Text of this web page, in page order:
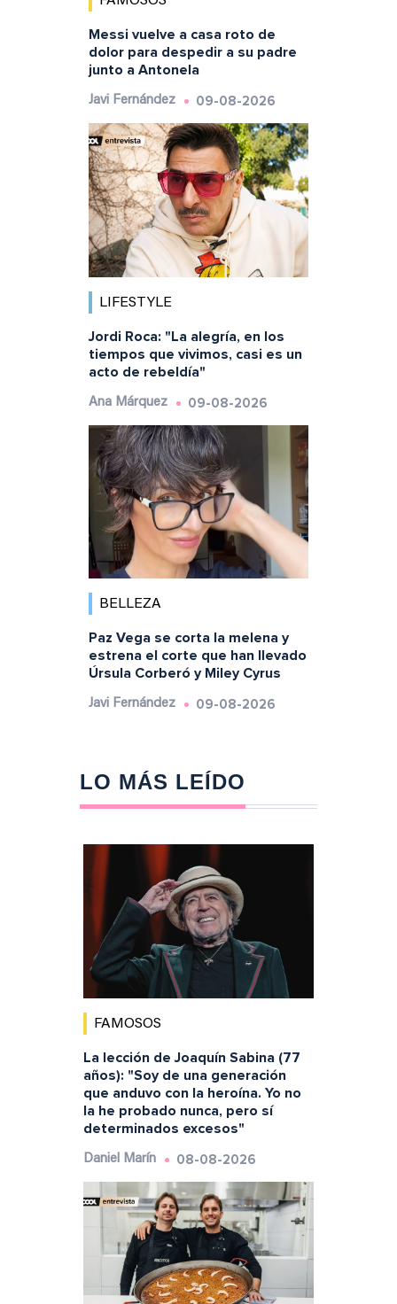
Messi vuelve a casa roto de
dolor para despedir a su padre
junto a Antonela
Javi Fernández 09-08-2026
LIFESTYLE
Jordi Roca: "La alegría, en los
tiempos que vivimos, casi es un
acto de rebeldía"
Ana Márquez 09-08-2026
BELLEZA
Paz Vega se corta la melena y
estrena el corte que han llevado
Úrsula Corberó y Miley Cyrus
Javi Fernández 09-08-2026
LO MÁS LEÍDO
FAMOSOS
La lección de Joaquín Sabina (77
años): "Soy de una generación
que anduvo con la heroína. Yo no
la he probado nunca, pero sí
determinados excesos"
Daniel Marín 08-08-2026